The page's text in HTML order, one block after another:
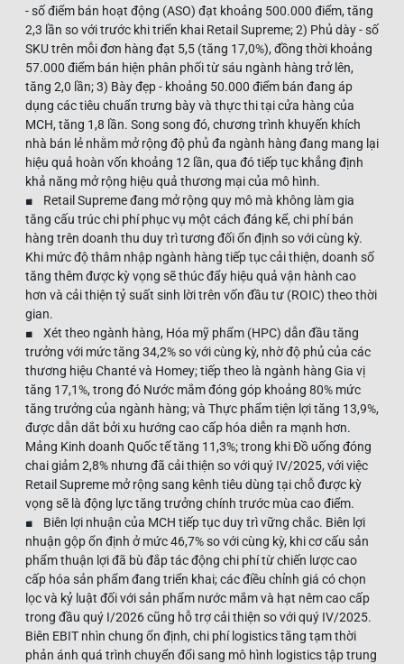
- số điểm bán hoạt động (ASO) đạt khoảng 500.000 điểm, tăng
2,3 lần so với trước khi triển khai Retail Supreme; 2) Phủ dày - số
SKU trên mỗi đơn hàng đạt 5,5 (tăng 17,0%), đồng thời khoảng
57.000 điểm bán hiện phân phối từ sáu ngành hàng trở lên,
tăng 2,0 lần; 3) Bày đẹp - khoảng 50.000 điểm bán đang áp
dụng các tiêu chuẩn trưng bày và thực thi tại cửa hàng của
MCH, tăng 1,8 lần. Song song đó, chương trình khuyến khích
nhà bán lẻ nhằm mở rộng độ phủ đa ngành hàng đang mang lại
hiệu quả hoàn vốn khoảng 12 lần, qua đó tiếp tục khẳng định
khả năng mở rộng hiệu quả thương mại của mô hình.
■ Retail Supreme đang mở rộng quy mô mà không làm gia
tăng cấu trúc chi phí phục vụ một cách đáng kể, chi phí bán
hàng trên doanh thu duy trì tương đối ổn định so với cùng kỳ.
Khi mức độ thâm nhập ngành hàng tiếp tục cải thiện, doanh số
tăng thêm được kỳ vọng sẽ thúc đẩy hiệu quả vận hành cao
hơn và cải thiện tỷ suất sinh lời trên vốn đầu tư (ROIC) theo thời
gian.
■ Xét theo ngành hàng, Hóa mỹ phẩm (HPC) dẫn đầu tăng
trưởng với mức tăng 34,2% so với cùng kỳ, nhờ độ phủ của các
thương hiệu Chanté và Homey; tiếp theo là ngành hàng Gia vị
tăng 17,1%, trong đó Nước mắm đóng góp khoảng 80% mức
tăng trưởng của ngành hàng; và Thực phẩm tiện lợi tăng 13,9%,
được dẫn dắt bởi xu hướng cao cấp hóa diễn ra mạnh hơn.
Mảng Kinh doanh Quốc tế tăng 11,3%; trong khi Đồ uống đóng
chai giảm 2,8% nhưng đã cải thiện so với quý IV/2025, với việc
Retail Supreme mở rộng sang kênh tiêu dùng tại chỗ được kỳ
vọng sẽ là động lực tăng trưởng chính trước mùa cao điểm.
■ Biên lợi nhuận của MCH tiếp tục duy trì vững chắc. Biên lợi
nhuận gộp ổn định ở mức 46,7% so với cùng kỳ, khi cơ cấu sản
phẩm thuận lợi đã bù đắp tác động chi phí từ chiến lược cao
cấp hóa sản phẩm đang triển khai; các điều chỉnh giá có chọn
lọc và kỷ luật đối với sản phẩm nước mắm và hạt nêm cao cấp
trong đầu quý I/2026 cũng hỗ trợ cải thiện so với quý IV/2025.
Biên EBIT nhìn chung ổn định, chi phí logistics tăng tạm thời
phản ánh quá trình chuyển đổi sang mô hình logistics tập trung